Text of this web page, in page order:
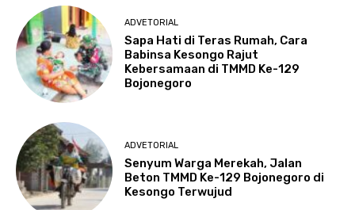
ADVETORIAL
Sapa Hati di Teras Rumah, Cara
Babinsa Kesongo Rajut
Kebersamaan di TMMD Ke-129
Bojonegoro
ADVETORIAL
Senyum Warga Merekah, Jalan
Beton TMMD Ke-129 Bojonegoro di
Kesongo Terwujud